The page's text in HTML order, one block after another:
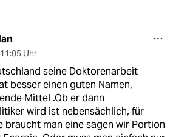
11:05 Uhr
seine Doktorenarbeit
besser einen guten Namen,
Mittel .Ob er dann
wird ist nebensächlich, für
braucht man eine sagen wir Portion